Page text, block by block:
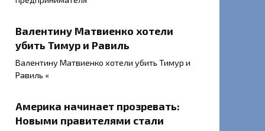
Валентину Матвиенко хотели
убить Тимур и Равиль
Валентину Матвиенко хотели убить Тимур и
Равиль «
Америка начинает прозревать:
Новыми правителями стали